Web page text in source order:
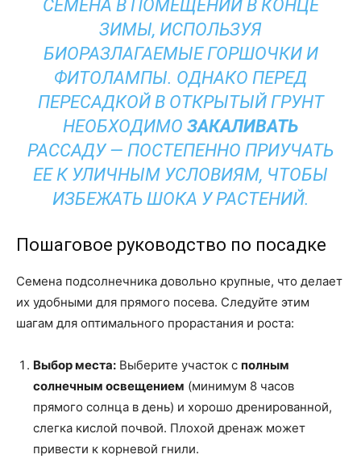
СЕМЕНА В ПОМЕЩЕНИИ В КОНЦЕ
ЗИМЫ, ИСПОЛЬЗУЯ
БИОРАЗЛАГАЕМЫЕ ГОРШОЧКИ И
ФИТОЛАМПЫ. ОДНАКО ПЕРЕД
ПЕРЕСАДКОЙ В ОТКРЫТЫЙ ГРУНТ
НЕОБХОДИМО ЗАКАЛИВАТЬ
РАССАДУ — ПОСТЕПЕННО ПРИУЧАТЬ
ЕЕ К УЛИЧНЫМ УСЛОВИЯМ, ЧТОБЫ
ИЗБЕЖАТЬ ШОКА У РАСТЕНИЙ.
Пошаговое руководство по посадке
Семена подсолнечника довольно крупные, что делает
их удобными для прямого посева. Следуйте этим
шагам для оптимального прорастания и роста:
Выбор места: Выберите участок с полным
солнечным освещением (минимум 8 часов
прямого солнца в день) и хорошо дренированной,
слегка кислой почвой. Плохой дренаж может
привести к корневой гнили.